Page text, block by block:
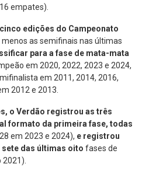
empates).
edições do Campeonato
as semifinais nas últimas
para a fase de mata-mata
em 2020, 2022, 2023 e 2024,
em 2011, 2014, 2016,
2012 e 2013.
o Verdão registrou as três
formato da primeira fase, todas
em 2023 e 2024), e registrou
das últimas oito fases de